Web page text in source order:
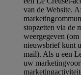
van de Website.
stopzetten via de
weergegeven
nieuwsbrief kunt
mail). Als u een
uw